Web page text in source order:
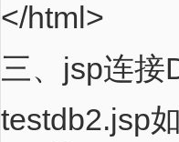
</html>
三、jsp连接
testdb2.jsp如